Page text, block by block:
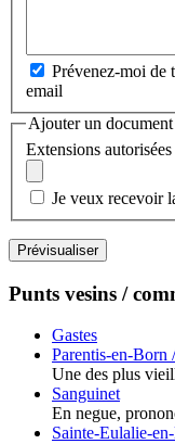
Prévenez-moi de
email
Ajouter un document
Extensions
Je veux recevoir
Punts vesins /
Gastes
Parentis-en-Born
Une des plus
Sanguinet
En negue,
Sainte-Eulalie-